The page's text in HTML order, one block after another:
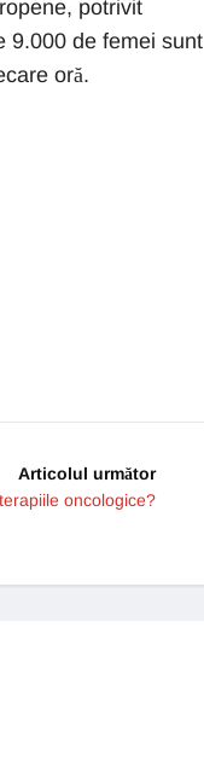
potrivit
9.000 de femei sunt
oră.
Articolul următor
oncologice?